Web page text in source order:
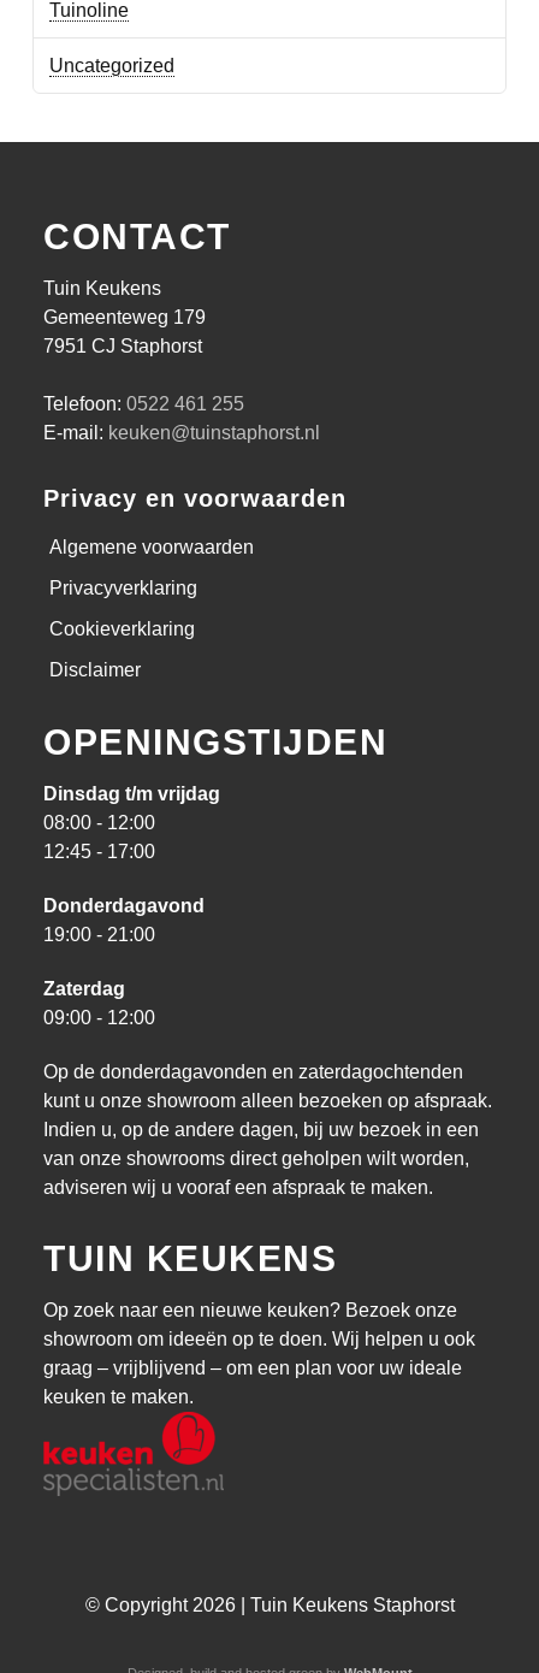
Tuinoline
Uncategorized
CONTACT
Tuin Keukens
Gemeenteweg 179
7951 CJ Staphorst
Telefoon: 0522 461 255
E-mail: keuken@tuinstaphorst.nl
Privacy en voorwaarden
Algemene voorwaarden
Privacyverklaring
Cookieverklaring
Disclaimer
OPENINGSTIJDEN
Dinsdag t/m vrijdag
08:00 - 12:00
12:45 - 17:00
Donderdagavond
19:00 - 21:00
Zaterdag
09:00 - 12:00
Op de donderdagavonden en zaterdagochtenden
kunt u onze showroom alleen bezoeken op afspraak.
Indien u, op de andere dagen, bij uw bezoek in een
van onze showrooms direct geholpen wilt worden,
adviseren wij u vooraf een afspraak te maken.
TUIN KEUKENS
Op zoek naar een nieuwe keuken? Bezoek onze
showroom om ideeën op te doen. Wij helpen u ook
graag – vrijblijvend – om een plan voor uw ideale
keuken te maken.
© Copyright 2026 | Tuin Keukens Staphorst